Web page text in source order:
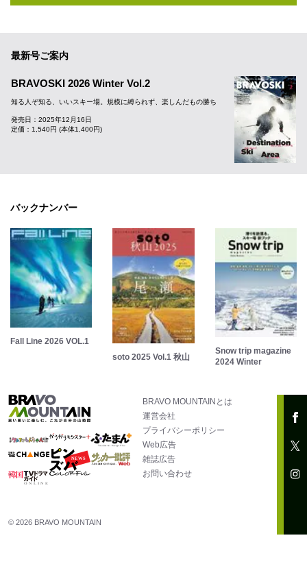
最新号ご案内
BRAVOSKI 2026 Winter Vol.2
知る人ぞ知る、いいスキー場。規模に縛られず、楽しんだもの勝ち
発売日：2025年12月16日
定価：1,540円 (本体1,400円)
バックナンバー
Fall Line 2026 VOL.1
soto 2025 Vol.1 秋山
Snow trip magazine
2024 Winter
BRAVO MOUNTAINとは
運営会社
プライバシーポリシー
Web広告
雑誌広告
お問い合わせ
© 2026 BRAVO MOUNTAIN